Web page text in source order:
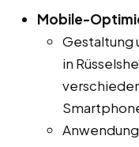
Mobile-
Gestaltung
in